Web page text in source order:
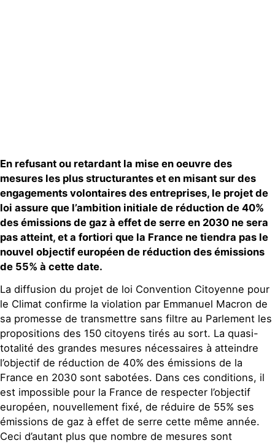
En refusant ou retardant la mise en oeuvre des
mesures les plus structurantes et en misant sur des
engagements volontaires des entreprises, le projet de
loi assure que l’ambition initiale de réduction de 40%
des émissions de gaz à effet de serre en 2030 ne sera
pas atteint, et a fortiori que la France ne tiendra pas le
nouvel objectif européen de réduction des émissions
de 55% à cette date.
La diffusion du projet de loi Convention Citoyenne pour
le Climat confirme la violation par Emmanuel Macron de
sa promesse de transmettre sans filtre au Parlement les
propositions des 150 citoyens tirés au sort. La quasi-
totalité des grandes mesures nécessaires à atteindre
l’objectif de réduction de 40% des émissions de la
France en 2030 sont sabotées. Dans ces conditions, il
est impossible pour la France de respecter l’objectif
européen, nouvellement fixé, de réduire de 55% ses
émissions de gaz à effet de serre cette même année.
Ceci d’autant plus que nombre de mesures sont